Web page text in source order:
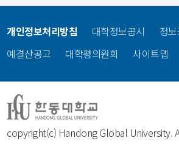
copyright(c) Handong Global University.
개인정보처리방침 대학정보공시 정
예결산공고
대학평의원회 사이트맵